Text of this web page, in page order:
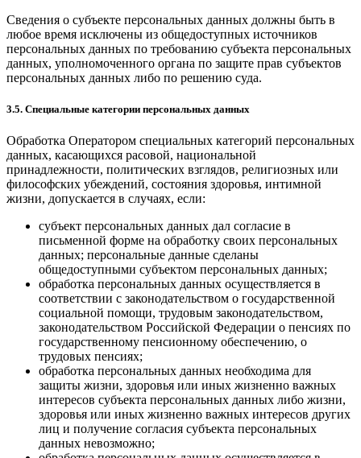
Сведения о субъекте персональных данных должны быть в
любое время исключены из общедоступных источников
персональных данных по требованию субъекта персональных
данных, уполномоченного органа по защите прав субъектов
персональных данных либо по решению суда.
3.5. Специальные категории персональных данных
Обработка Оператором специальных категорий персональных
данных, касающихся расовой, национальной
принадлежности, политических взглядов, религиозных или
философских убеждений, состояния здоровья, интимной
жизни, допускается в случаях, если:
субъект персональных данных дал согласие в
письменной форме на обработку своих персональных
данных; персональные данные сделаны
общедоступными субъектом персональных данных;
обработка персональных данных осуществляется в
соответствии с законодательством о государственной
социальной помощи, трудовым законодательством,
законодательством Российской Федерации о пенсиях по
государственному пенсионному обеспечению, о
трудовых пенсиях;
обработка персональных данных необходима для
защиты жизни, здоровья или иных жизненно важных
интересов субъекта персональных данных либо жизни,
здоровья или иных жизненно важных интересов других
лиц и получение согласия субъекта персональных
данных невозможно;